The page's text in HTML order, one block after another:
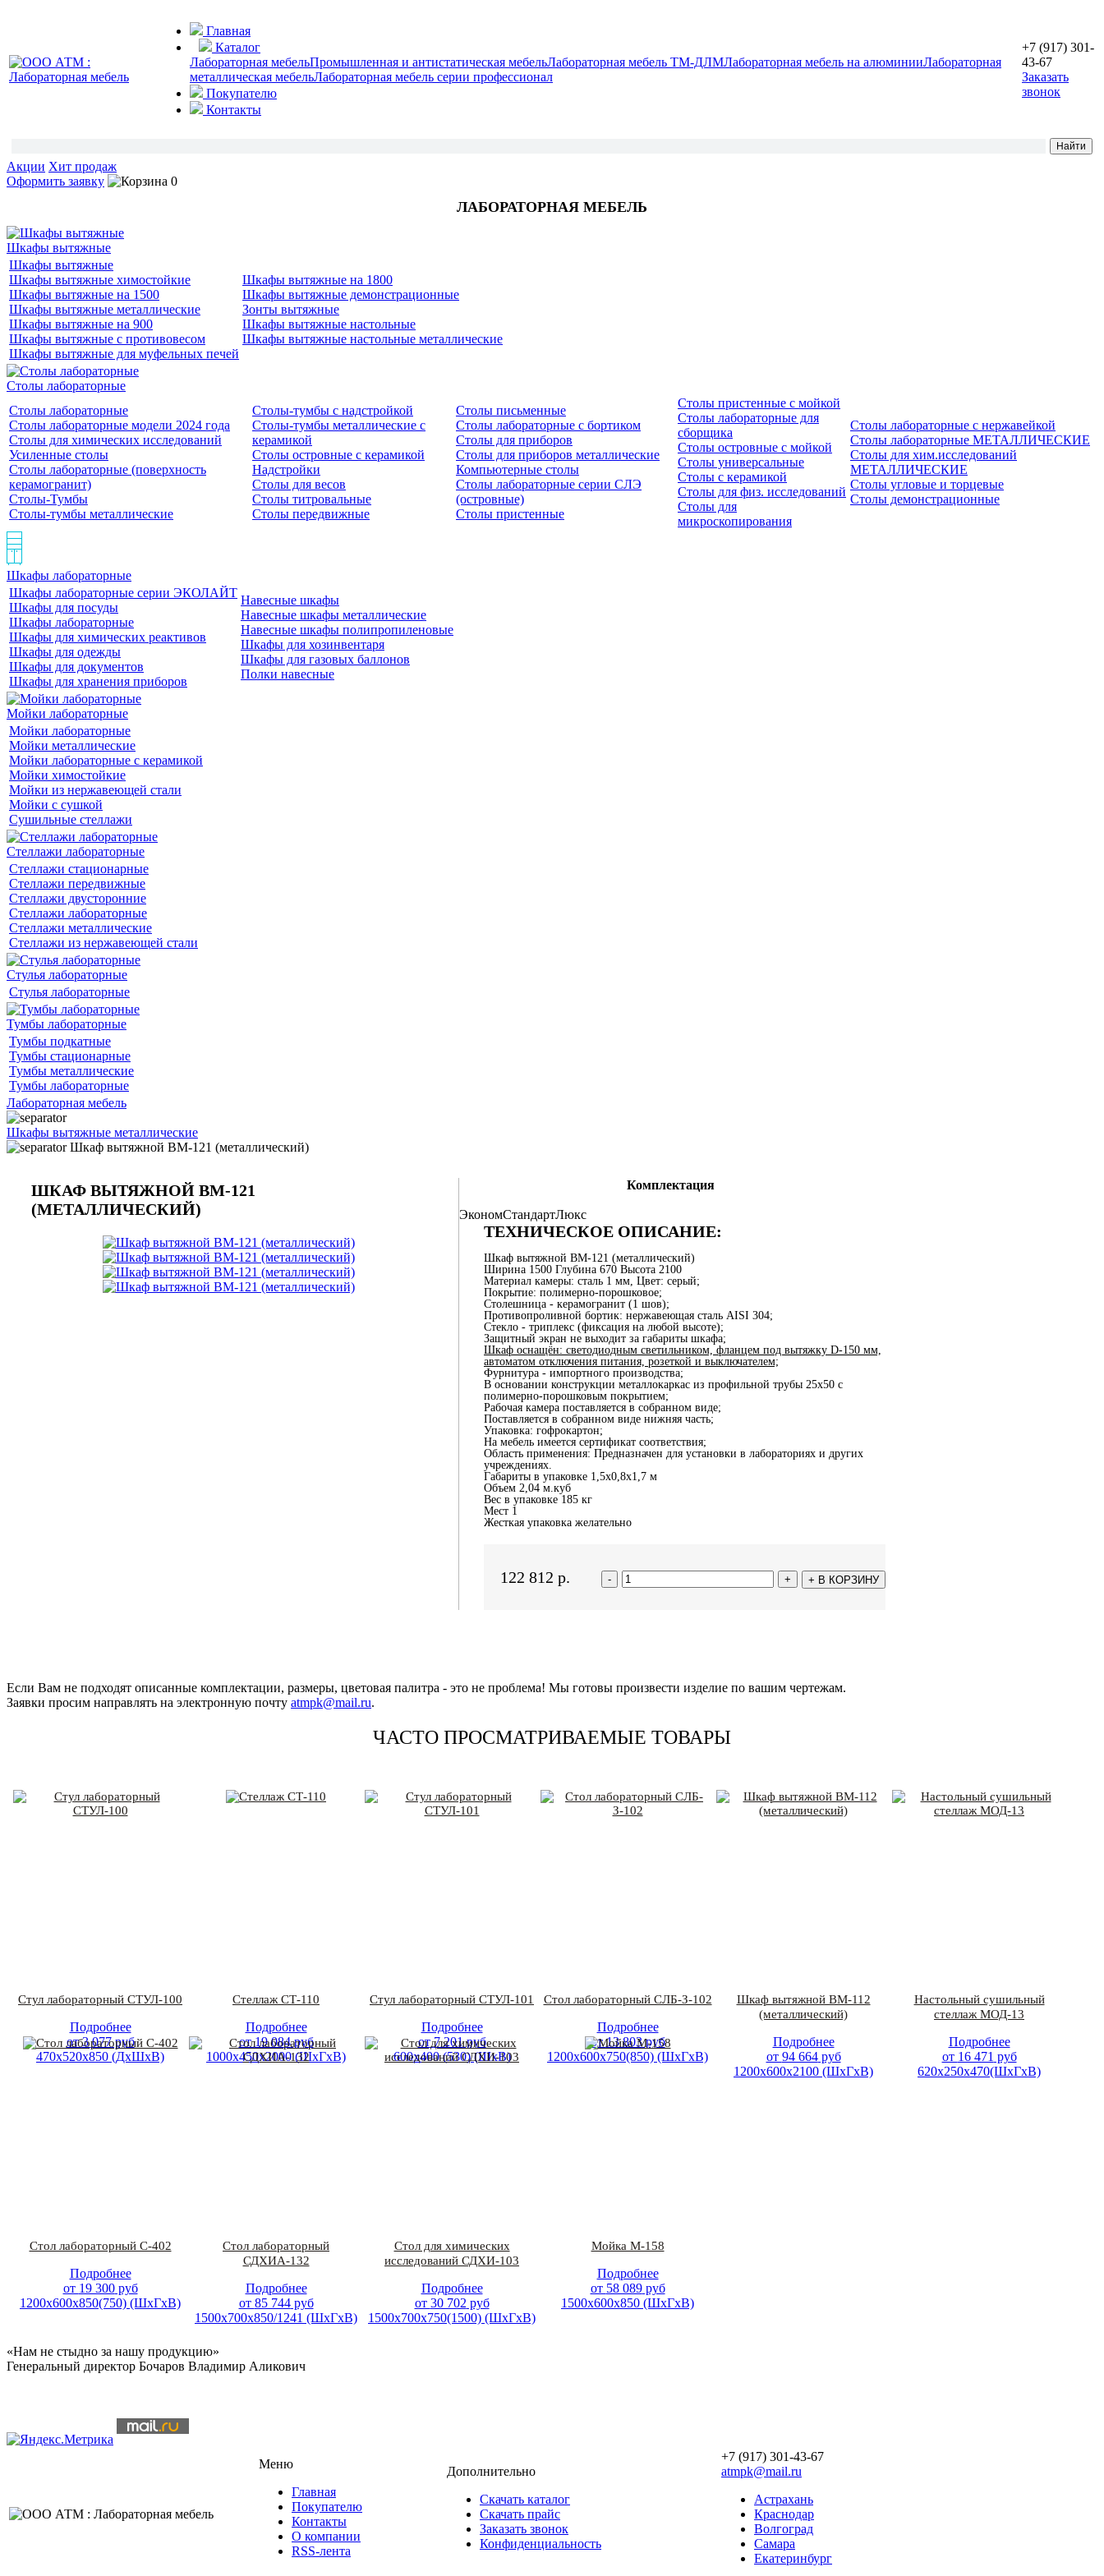
Главная
Каталог
Лабораторная мебельПромышленная и антистатическая мебельЛабораторная мебель ТМ-ДЛМЛабораторная мебель на алюминииЛабораторная
металлическая мебельЛабораторная мебель серии профессионал
Покупателю
Контакты
+7 (917) 301-
43-67
Заказать
звонок
Акции Хит продаж
Оформить заявку
0
ЛАБОРАТОРНАЯ МЕБЕЛЬ
Шкафы вытяжные
Шкафы вытяжные
Шкафы вытяжные химостойкие
Шкафы вытяжные на 1500
Шкафы вытяжные металлические
Шкафы вытяжные на 900
Шкафы вытяжные с противовесом
Шкафы вытяжные для муфельных печей
Шкафы вытяжные на 1800
Шкафы вытяжные демонстрационные
Зонты вытяжные
Шкафы вытяжные настольные
Шкафы вытяжные настольные металлические
Столы лабораторные
Столы лабораторные
Столы лабораторные модели 2024 года
Столы для химических исследований
Усиленные столы
Столы лабораторные (поверхность
керамогранит)
Столы-Тумбы
Столы-тумбы металлические
Столы-тумбы с надстройкой
Столы-тумбы металлические с
керамикой
Столы островные с керамикой
Надстройки
Столы для весов
Столы титровальные
Столы передвижные
Столы письменные
Столы лабораторные с бортиком
Столы для приборов
Столы для приборов металлические
Компьютерные столы
Столы лабораторные серии СЛЭ
(островные)
Столы пристенные
Столы пристенные с мойкой
Столы лабораторные для
сборщика
Столы островные с мойкой
Столы универсальные
Столы с керамикой
Столы для физ. исследований
Столы для
микроскопирования
Столы лабораторные с нержавейкой
Столы лабораторные МЕТАЛЛИЧЕСКИЕ
Столы для хим.исследований
МЕТАЛЛИЧЕСКИЕ
Столы угловые и торцевые
Столы демонстрационные
Шкафы лабораторные
Шкафы лабораторные серии ЭКОЛАЙТ
Шкафы для посуды
Шкафы лабораторные
Шкафы для химических реактивов
Шкафы для одежды
Шкафы для документов
Шкафы для хранения приборов
Навесные шкафы
Навесные шкафы металлические
Навесные шкафы полипропиленовые
Шкафы для хозинвентаря
Шкафы для газовых баллонов
Полки навесные
Мойки лабораторные
Мойки лабораторные
Мойки металлические
Мойки лабораторные с керамикой
Мойки химостойкие
Мойки из нержавеющей стали
Мойки с сушкой
Сушильные стеллажи
Стеллажи лабораторные
Стеллажи стационарные
Стеллажи передвижные
Стеллажи двусторонние
Стеллажи лабораторные
Стеллажи металлические
Стеллажи из нержавеющей стали
Стулья лабораторные
Стулья лабораторные
Тумбы лабораторные
Тумбы подкатные
Тумбы стационарные
Тумбы металлические
Тумбы лабораторные
Лабораторная мебель
Шкафы вытяжные металлические
Шкаф вытяжной ВМ-121 (металлический)
ШКАФ ВЫТЯЖНОЙ ВМ-121
(МЕТАЛЛИЧЕСКИЙ)
Комплектация
ЭкономСтандартЛюкс
ТЕХНИЧЕСКОЕ ОПИСАНИЕ:
Шкаф вытяжной ВМ-121 (металлический)
Ширина 1500 Глубина 670 Высота 2100
Материал камеры: сталь 1 мм, Цвет: серый;
Покрытие: полимерно-порошковое;
Столешница - керамогранит (1 шов);
Противопроливной бортик: нержавеющая сталь AISI 304;
Стекло - триплекс (фиксация на любой высоте);
Защитный экран не выходит за габариты шкафа;
Шкаф оснащён: светодиодным светильником, фланцем под вытяжку D-150 мм,
автоматом отключения питания, розеткой и выключателем;
Фурнитура - импортного производства;
В основании конструкции металлокаркас из профильной трубы 25х50 с
полимерно-порошковым покрытием;
Рабочая камера поставляется в собранном виде;
Поставляется в собранном виде нижняя часть;
Упаковка: гофрокартон;
На мебель имеется сертификат соответствия;
Область применения: Предназначен для установки в лабораториях и других
учреждениях.
Габариты в упаковке 1,5х0,8х1,7 м
Объем 2,04 м.куб
Вес в упаковке 185 кг
Мест 1
Жесткая упаковка желательно
122 812 р. - + + В КОРЗИНУ
Если Вам не подходят описанные комплектации, размеры, цветовая палитра - это не проблема! Мы готовы произвести изделие по вашим чертежам.
Заявки просим направлять на электронную почту atmpk@mail.ru.
ЧАСТО ПРОСМАТРИВАЕМЫЕ ТОВАРЫ
Стул лабораторный СТУЛ-100
Подробнее
от3 077руб
470х520х850 (ДхШхВ)
Стеллаж СТ-110
Подробнее
от19 084руб
1000х450х2000 (ШхГхВ)
Стул лабораторный СТУЛ-101
Подробнее
от7 201руб
600х400 (530) (ШхВ)
Стол лабораторный СЛБ-З-102
Подробнее
от13 803руб
1200х600х750(850) (ШхГхВ)
Шкаф вытяжной ВМ-112
(металлический)
Подробнее
от 94 664руб
1200х600х2100 (ШхГхВ)
Настольный сушильный
стеллаж МОД-13
Подробнее
от 16 471 руб
620х250х470(ШхГхВ)
Стол лабораторный С-402
Подробнее
от 19 300руб
1200х600х850(750) (ШхГхВ)
Стол лабораторный
СДХИА-132
Подробнее
от 85 744руб
1500х700х850/1241 (ШхГхВ)
Стол для химических
исследований СДХИ-103
Подробнее
от 30 702 руб
1500х700х750(1500) (ШхГхВ)
Мойка М-158
Подробнее
от 58 089руб
1500х600х850 (ШхГхВ)
«Нам не стыдно за нашу продукцию»
Генеральный директор Бочаров Владимир Аликович
Меню
Главная
Покупателю
Контакты
О компании
RSS-лента
Дополнительно
Скачать каталог
Скачать прайс
Заказать звонок
Конфиденциальность
+7 (917) 301-43-67
atmpk@mail.ru
Астрахань
Краснодар
Волгоград
Самара
Екатеринбург